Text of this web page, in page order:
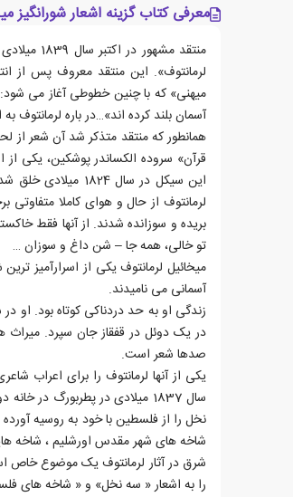
معرفی کتاب گزینه اشعار شورانگیز
منتقد
لرمانتوف». این منتقد معروف پس از
میهنی» که با چنین خطوطی آغاز می
آسمان بلند کرده اند»…در باره لرمانتوف
همانطور که منتقد متذکر شد آن شعر از
قرآن» سروده الکساندر پوشکین، یکی از
این سیکل در سال
لرمانتوف از حال و هوای کاملا
بریده و سوزانده شدند. از آنها فقط
تو خالی، همه جا – شن داغ و سوزان …
میخائیل لرمانتوف یکی از اسرارآمیز
آسمانی می نامیدند.
در یک دوئل در قفقاز جان سپرد. میراث
صدها شعر است.
یکی از آنها لرمانتوف را برای اعراب
سال 1837 میلادی در پطربورگ
نخل را از فلسطین با خود به روسیه
شاخه های شهر مقدس اورشلیم ، شاخه
شرق در آثار لرمانتوف یک موضوع خاص
را به اشعار « سه نخل» و « شاخه های